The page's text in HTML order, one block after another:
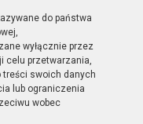
do państwa
wyłącznie przez
celu przetwarzania,
treści swoich danych
lub ograniczenia
wobec